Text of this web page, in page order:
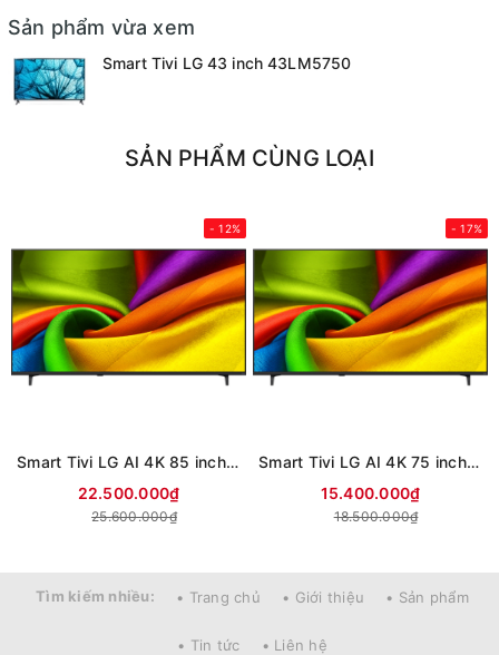
Sản phẩm vừa xem
Smart Tivi LG 43 inch 43LM5750
SẢN PHẨM CÙNG LOẠI
- 12%
Smart Tivi LG AI 4K 85 inch 85NU855BPSA (Mới 2026)
22.500.000₫
25.600.000₫
- 17%
Smart Tivi LG AI 4K 75 inch 75NU855BPSA (Mới 2026)
15.400.000₫
18.500.000₫
Tìm kiếm nhiều: • Trang chủ • Giới thiệu • Sản phẩm
• Tin tức • Liên hệ